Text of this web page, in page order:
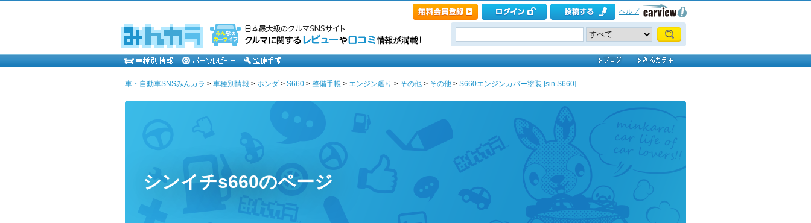
ヘルプ
車・自動車SNSみんカラ > 車種別情報 > ホンダ > S660 > 整備手帳 > エンジン廻り > その他 > その他 > S660エンジンカバー塗装 [sin S660]
シンイチs660のページ